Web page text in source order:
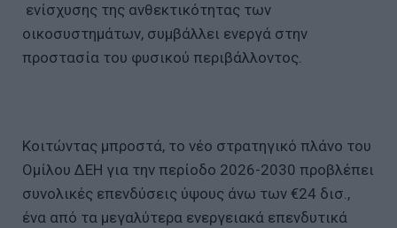
ενίσχυσης της ανθεκτικότητας των
οικοσυστημάτων, συμβάλλει ενεργά στην
προστασία του φυσικού περιβάλλοντος.
Κοιτώντας μπροστά, το νέο στρατηγικό πλάνο του
Ομίλου ΔΕΗ για την περίοδο 2026-2030 προβλέπει
συνολικές επενδύσεις ύψους άνω των €24 δισ.,
ένα από τα μεγαλύτερα ενεργειακά επενδυτικά